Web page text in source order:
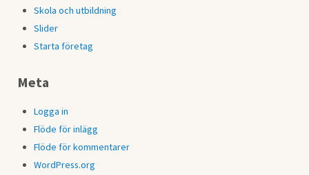
Skola och utbildning
Slider
Starta företag
Meta
Logga in
Flöde för inlägg
Flöde för kommentarer
WordPress.org